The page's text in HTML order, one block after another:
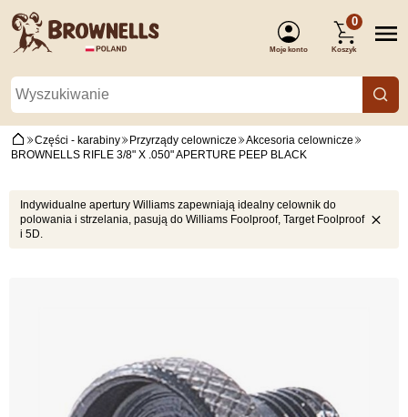
Moje konto
0
Koszyk
Części - karabiny Przyrządy celownicze
Akcesoria celownicze
BROWNELLS RIFLE 3/8" X .050" APERTURE PEEP BLACK
Indywidualne apertury Williams zapewniają idealny celownik do
polowania i strzelania, pasują do Williams Foolproof, Target Foolproof
i 5D.